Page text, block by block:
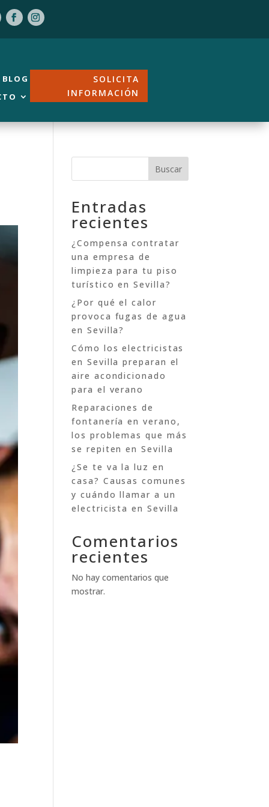
BLOG
SOLICITA
INFORMACIÓN
Buscar
Entradas
recientes
¿Compensa contratar
una empresa de
limpieza para tu piso
turístico en Sevilla?
¿Por qué el calor
provoca fugas de agua
en Sevilla?
Cómo los electricistas
en Sevilla preparan el
aire acondicionado
para el verano
Reparaciones de
fontanería en verano,
los problemas que más
se repiten en Sevilla
¿Se te va la luz en
casa? Causas comunes
y cuándo llamar a un
electricista en Sevilla
Comentarios
recientes
No hay comentarios que
mostrar.